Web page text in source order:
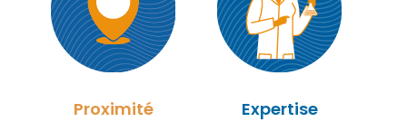
Proximité Expertise